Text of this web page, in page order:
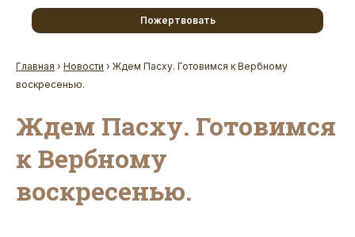
Пожертвовать
Главная › Новости › Ждем Пасху. Готовимся к Вербному
воскресенью.
Ждем Пасху. Готовимся
к Вербному
воскресенью.